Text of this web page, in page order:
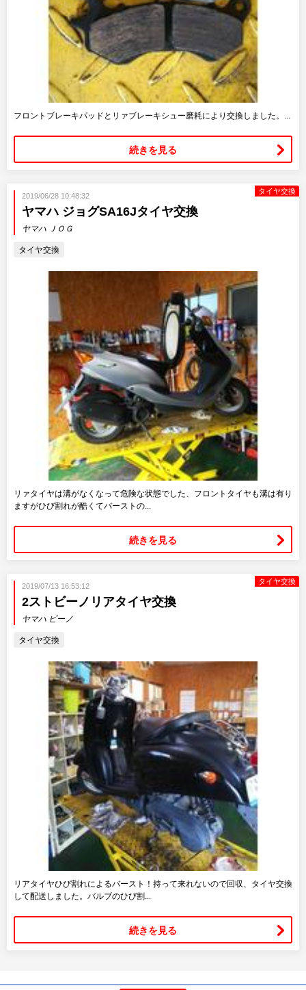
フロントブレーキパッドとリァブレーキシュー磨耗により交換しました。...
続きを見る
タイヤ交換
2019/06/28 10:48:32
ヤマハ ジョグSA16Jタイヤ交換
ヤマハ ＪＯＧ
タイヤ交換
リァタイヤは溝がなくなって危険な状態でした、フロントタイヤも溝は有り
ますがひび割れが酷くてバーストの...
続きを見る
タイヤ交換
2019/07/13 16:53:12
2ストビーノリアタイヤ交換
ヤマハ ビーノ
タイヤ交換
リアタイヤひび割れによるバースト！持って来れないので回収、タイヤ交換
して配送しました。バルブのひび割...
続きを見る